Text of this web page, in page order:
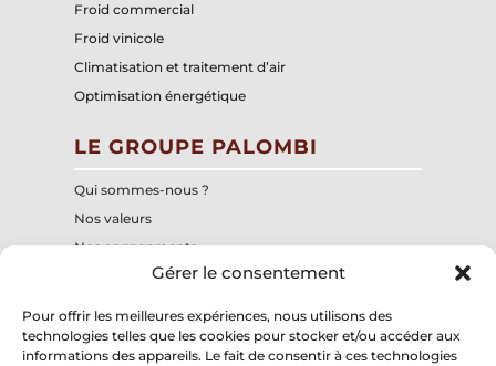
Gérer le consentement
Pour offrir les meilleures expériences, nous utilisons des
technologies telles que les cookies pour stocker et/ou accéder aux
informations des appareils. Le fait de consentir à ces technologies
Froid commercial
Froid vinicole
Climatisation et traitement d’air
Optimisation énergétique
LE GROUPE PALOMBI
Qui sommes-nous ?
Nos valeurs
Nos engagements
Notre centre de formation interne
Groupe Palombi